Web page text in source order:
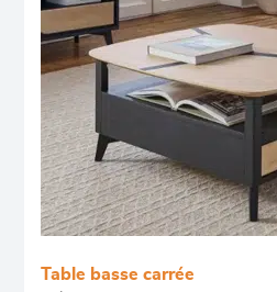
Table basse carrée